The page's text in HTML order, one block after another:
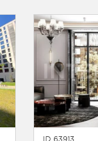
ID 63913